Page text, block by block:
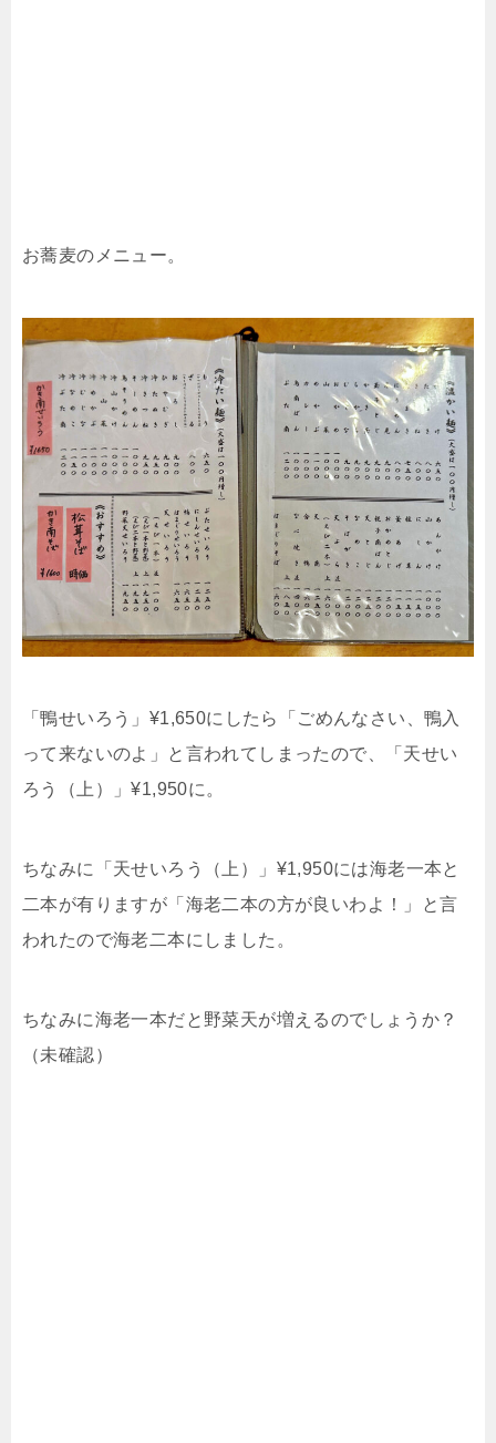
お蕎麦のメニュー。
「鴨せいろう」¥1,650にしたら「ごめんなさい、鴨入
って来ないのよ」と言われてしまったので、「天せい
ろう（上）」¥1,950に。
ちなみに「天せいろう（上）」¥1,950には海老一本と
二本が有りますが「海老二本の方が良いわよ！」と言
われたので海老二本にしました。
ちなみに海老一本だと野菜天が増えるのでしょうか？
（未確認）